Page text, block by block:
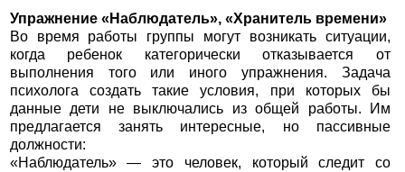
Упражнение «Наблюдатель», «Хранитель времени»
Во время работы группы могут возникать ситуации,
когда ребенок категорически отказывается от
выполнения того или иного упражнения. Задача
психолога создать такие условия, при которых бы
данные дети не выключались из общей работы. Им
предлагается занять интересные, но пассивные
должности:
«Наблюдатель» — это человек, который следит со